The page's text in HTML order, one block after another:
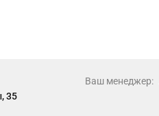
35
Ваш менеджер: